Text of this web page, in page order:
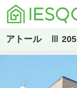
アトール Ⅲ 205